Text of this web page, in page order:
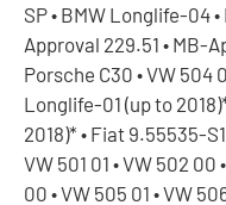
SP • BMW Longlife-04
Approval 229.51 • MB-
Porsche C30 • VW 504
Longlife-01 (up to
2018)* • Fiat 9.55535-
VW 501 01 • VW 502 00
00 • VW 505 01 • VW